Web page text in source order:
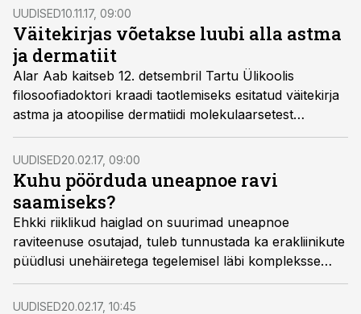
UUDISED10.11.17, 09:00
Väitekirjas võetakse luubi alla astma
ja dermatiit
Alar Aab kaitseb 12. detsembril Tartu Ülikoolis
filosoofiadoktori kraadi taotlemiseks esitatud väitekirja
astma ja atoopilise dermatiidi molekulaarsetest
mehhanismidest.
UUDISED20.02.17, 09:00
Kuhu pöörduda uneapnoe ravi
saamiseks?
Ehkki riiklikud haiglad on suurimad uneapnoe
raviteenuse osutajad, tuleb tunnustada ka erakliinikute
püüdlusi unehäiretega tegelemisel läbi kompleksse
lähenemise ja kliiniliste psühholoogide kaasamise
raviprotsessi.
UUDISED20.02.17, 10:45